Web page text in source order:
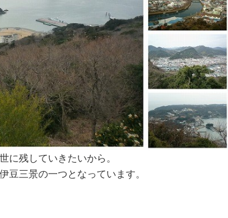
に残していきたいから。
豆三景の一つとなっています。